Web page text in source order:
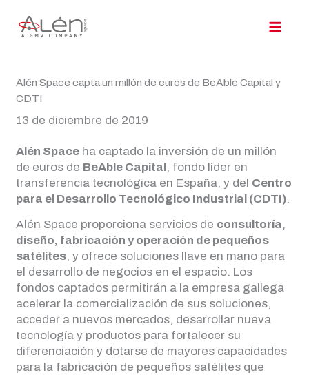
contenido
Alén Space capta un millón de euros de BeAble Capital y
CDTI
13 de diciembre de 2019
Alén Space ha captado la inversión de un millón
de euros de BeAble Capital, fondo líder en
transferencia tecnológica en España, y del Centro
para el Desarrollo Tecnológico Industrial (CDTI).
Alén Space proporciona servicios de consultoría,
diseño, fabricación y operación de pequeños
satélites, y ofrece soluciones llave en mano para
el desarrollo de negocios en el espacio. Los
fondos captados permitirán a la empresa gallega
acelerar la comercialización de sus soluciones,
acceder a nuevos mercados, desarrollar nueva
tecnología y productos para fortalecer su
diferenciación y dotarse de mayores capacidades
para la fabricación de pequeños satélites que